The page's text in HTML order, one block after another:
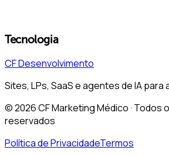
Tecnologia
CF Desenvolvimento
Sites, LPs, SaaS e agentes de IA para
©2026CF Marketing Médico · Todos
reservados
Política de PrivacidadeTermos